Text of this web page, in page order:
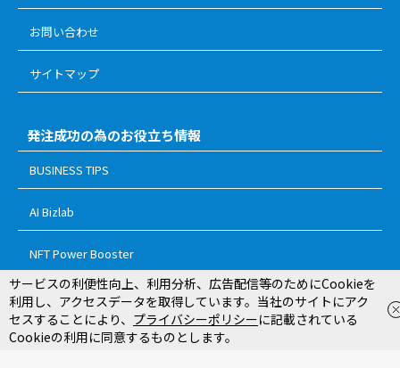
選択した企業に問い合わせ（ 0 件） 完全無料
選択した企業を確認する
お問い合わせ
サイトマップ
発注成功の為のお役立ち情報
BUSINESS TIPS
AI Bizlab
NFT Power Booster
© 2018 ReTRIBES Inc.
サービスの利便性向上、利用分析、広告配信等のためにCookieを
利用し、アクセスデータを取得しています。当社のサイトにアク
セスすることにより、 プライバシーポリシーに記載されている
Cookieの利用に同意するものとします。